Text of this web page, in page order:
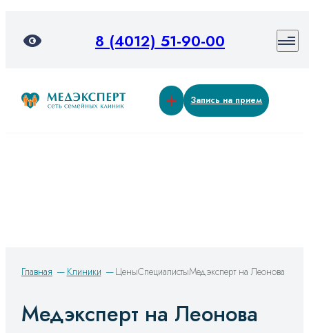
8 (4012) 51-90-00
Запись на прием
Главная Клиники ЦеныСпециалистыМедэксперт на Леонова
Медэксперт на Леонова